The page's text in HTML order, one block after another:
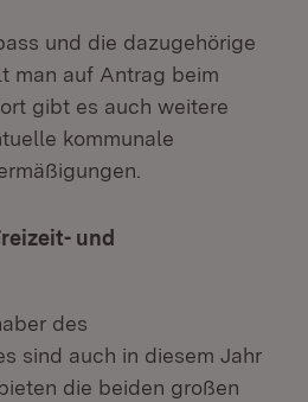
und die dazugehörige
man auf Antrag beim
gibt es auch weitere
kommunale
und
des
sind auch in diesem Jahr
die beiden großen